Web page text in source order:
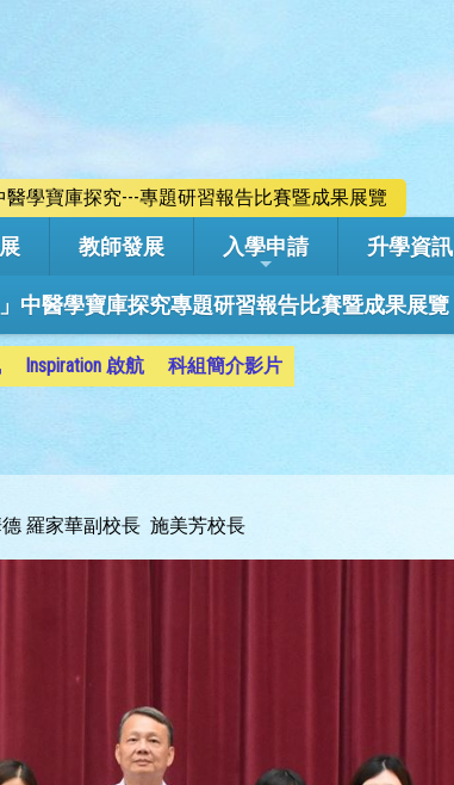
學寶庫探究---專題研習報告比賽暨成果展覽
教師發展 入學申請 升學資訊
中醫學寶庫探究專題研習報告比賽暨成果展覽
Inspiration 啟航 科組簡介影片
羅家華副校長 施美芳校長